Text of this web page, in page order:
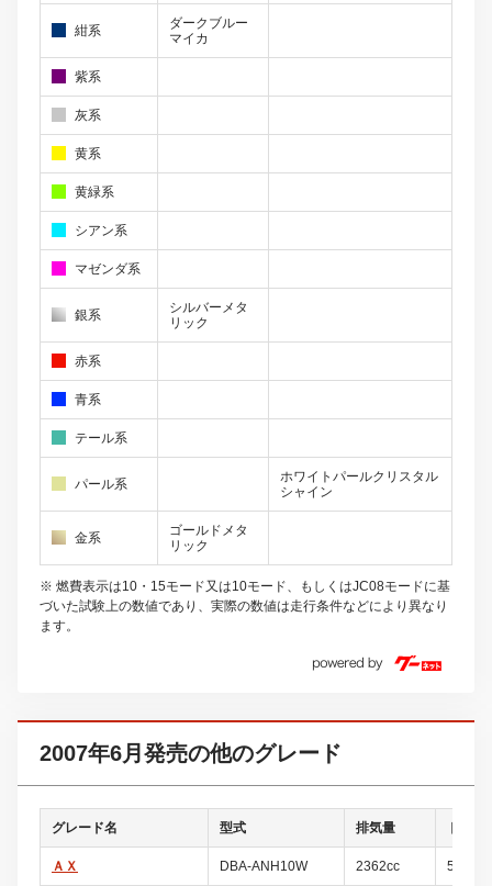
紺系
ダークブルー
マイカ
紫系
灰系
黄系
黄緑系
シアン系
マゼンダ系
銀系
シルバーメタ
リック
赤系
青系
テール系
パール系
ホワイトパールクリスタル
シャイン
金系
ゴールドメタ
リック
※ 燃費表示は10・15モード又は10モード、もしくはJC08モードに基
づいた試験上の数値であり、実際の数値は走行条件などにより異なり
ます。
2007年6月発売の他のグレード
グレード名 型式 排気量
ＡＸ DBA-ANH10W 2362cc 5ドア